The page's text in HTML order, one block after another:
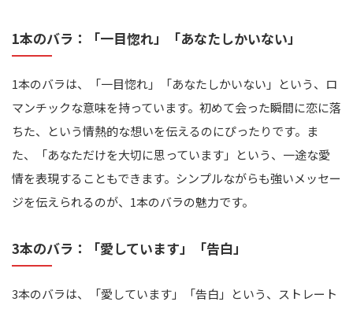
1本のバラ：「一目惚れ」「あなたしかいない」
1本のバラは、「一目惚れ」「あなたしかいない」という、ロ
マンチックな意味を持っています。初めて会った瞬間に恋に落
ちた、という情熱的な想いを伝えるのにぴったりです。ま
た、「あなただけを大切に思っています」という、一途な愛
情を表現することもできます。シンプルながらも強いメッセー
ジを伝えられるのが、1本のバラの魅力です。
3本のバラ：「愛しています」「告白」
3本のバラは、「愛しています」「告白」という、ストレート